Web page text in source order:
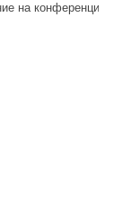
на конференции в